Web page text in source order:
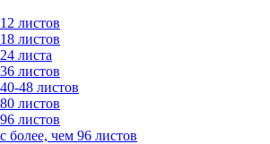
листов
листов
листа
листов
48 листов
листов
листов
более, чем 96 листов